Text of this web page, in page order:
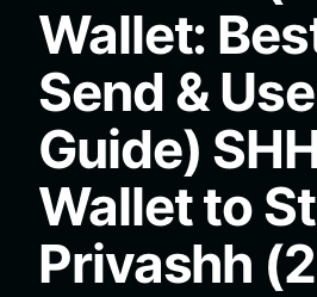
Wallet:
Send &
Guide)
Wallet to
Privashh